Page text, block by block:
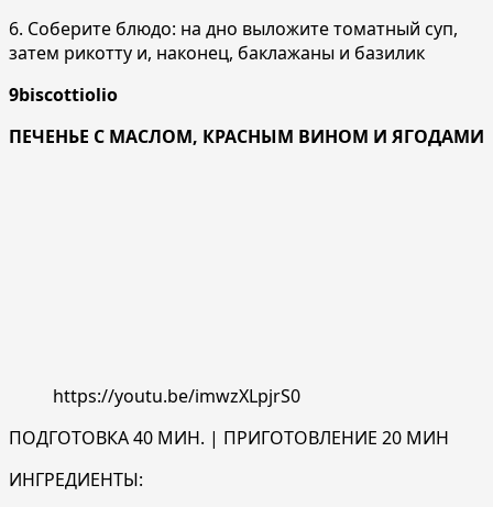
6. Соберите блюдо: на дно выложите томатный суп,
затем рикотту и, наконец, баклажаны и базилик
9biscottiolio
ПЕЧЕНЬЕ С МАСЛОМ, КРАСНЫМ ВИНОМ И ЯГОДАМИ
https://youtu.be/imwzXLpjrS0
ПОДГОТОВКА 40 МИН. | ПРИГОТОВЛЕНИЕ 20 МИН
ИНГРЕДИЕНТЫ: